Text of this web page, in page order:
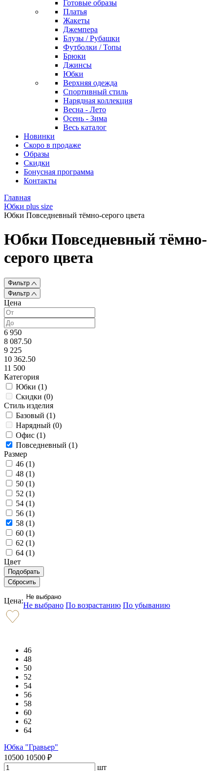
Готовые образы
Платья
Жакеты
Джемпера
Блузы / Рубашки
Футболки / Топы
Брюки
Джинсы
Юбки
Верхняя одежда
Спортивный стиль
Нарядная коллекция
Весна - Лето
Осень - Зима
Весь каталог
Новинки
Скоро в продаже
Образы
Скидки
Бонусная программа
Контакты
Главная
Юбки plus size
Юбки Повседневный тёмно-серого цвета
Юбки Повседневный тёмно-
серого цвета
Фильтр
Фильтр
Цена
6 950
8 087.50
9 225
10 362.50
11 500
Категория
Юбки (1)
Скидки (0)
Стиль изделия
Базовый (1)
Нарядный (0)
Офис (1)
Повседневный (1)
Размер
46 (1)
48 (1)
50 (1)
52 (1)
54 (1)
56 (1)
58 (1)
60 (1)
62 (1)
64 (1)
Цвет
Цена: Не выбрано
Не выбрано По возрастанию По убыванию
46
48
50
52
54
56
58
60
62
64
Юбка "Гравьер"
10500 10500 ₽
шт